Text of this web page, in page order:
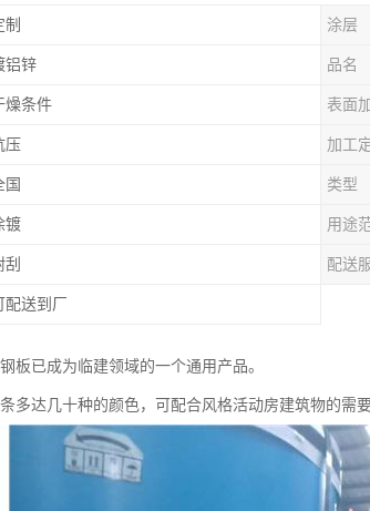
制 涂层
铝锌 品名
燥条件 表面
压 加工
国 类型
镀 用途
刮 配送
配送到厂
板已成为临建领域的一个通用产品。
多达几十种的颜色，可配合风格活动房建筑物的需